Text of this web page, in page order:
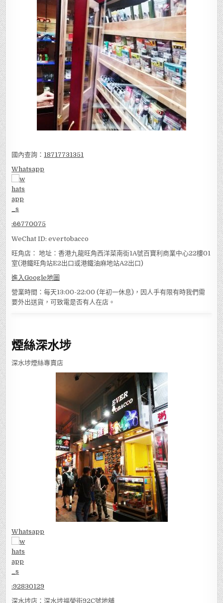
國內查詢： 18717731351
Whatsapp
:66770075
WeChat ID: evertobacco
旺角店： 地址：香港九龍旺角西洋菜南街1A號百寶利商業中心22樓01
室(港鐵旺角站E2出口或港鐵油麻地站A2出口)
進入Google地圖
營業時間：每天13:00-22:00 (年初一休息)，因人手有限有時我們需
要外出送貨，可致電是否有人在店。
煙絲深水埗
深水埗煙絲專賣店
Whatsapp
:92830129
深水埗店：深水埗福榮街92C號地舖